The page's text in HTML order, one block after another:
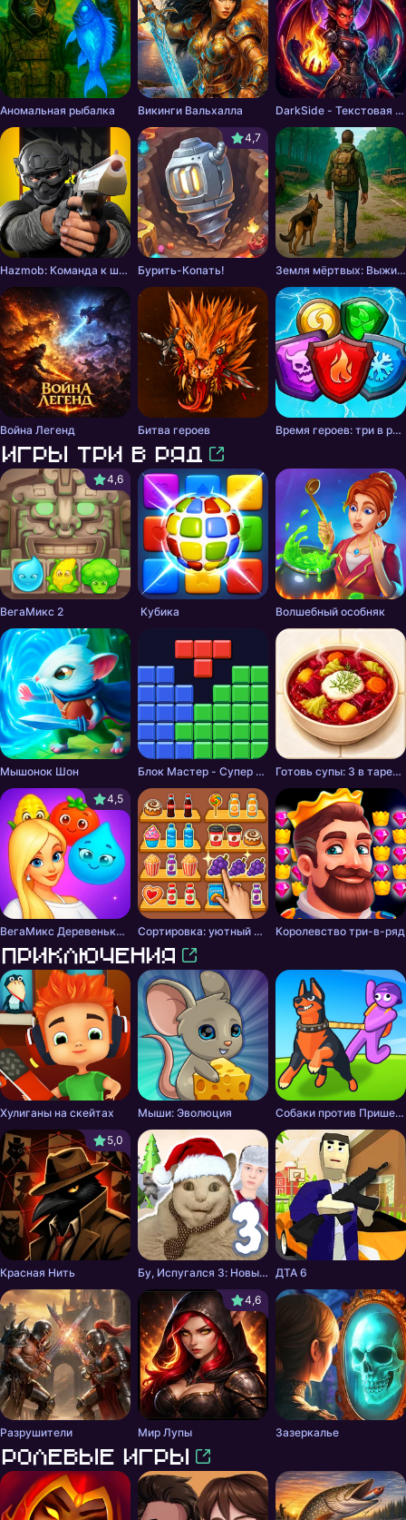
Аномальная рыбалка Викинги Вальхалла DarkSide - Текстовая РПГ
Hazmob: Команда к штурму
4,7
Бурить-Копать! Земля мёртвых: Выживание
Война Легенд Битва героев Время героев: три в ряд RPG
Игры три в ряд
4,6
ВегаМикс 2 Кубика Волшебный особняк
Мышонок Шон Блок Мастер - Супер Пазл
Готовь супы: 3 в тарелку
4,5
ВегаМикс Деревенька 3 в ряд Сортировка: уютный порядок Королевство три-в-ряд
Приключения
Хулиганы на скейтах Мыши: Эволюция
Собаки против Пришельцев
5,0
Красная Нить Бу, Испугался 3: Новый Год со Скулбоем ДТА 6
Разрушители
4,6
Мир Лупы Зазеркалье
Ролевые игры